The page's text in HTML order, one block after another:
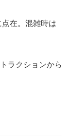
点在。混雑時は
ラクションから